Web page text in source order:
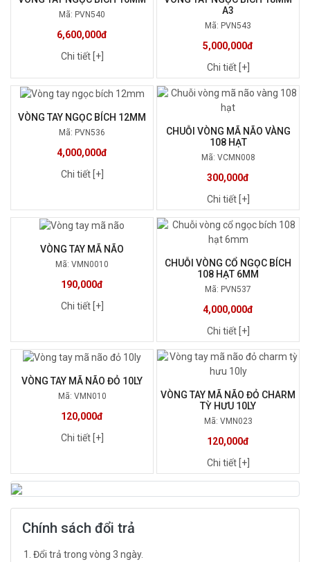
Mã: PVN540
6,600,000đ
Chi tiết [+]
A3
Mã: PVN543
5,000,000đ
Chi tiết [+]
VÒNG TAY NGỌC BÍCH 12MM
Mã: PVN536
4,000,000đ
Chi tiết [+]
CHUỖI VÒNG MÃ NÃO VÀNG
108 HẠT
Mã: VCMN008
300,000đ
Chi tiết [+]
VÒNG TAY MÃ NÃO
Mã: VMN0010
190,000đ
Chi tiết [+]
CHUỖI VÒNG CỔ NGỌC BÍCH
108 HẠT 6MM
Mã: PVN537
4,000,000đ
Chi tiết [+]
VÒNG TAY MÃ NÃO ĐỎ 10LY
Mã: VMN010
120,000đ
Chi tiết [+]
VÒNG TAY MÃ NÃO ĐỎ CHARM
TỲ HƯU 10LY
Mã: VMN023
120,000đ
Chi tiết [+]
Chính sách đổi trả
Đổi trả trong vòng 3 ngày.